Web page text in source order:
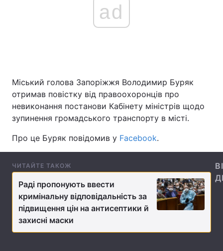
Головна Війна
Україна Політика
Світ
Техно і зв'язок
Зброя
Здоров'я Туризм
Цікавинки Погода
ad
Міський голова Запоріжжя Володимир Буряк
отримав повістку від правоохоронців про
невиконання постанови Кабінету міністрів щодо
зупинення громадського транспорту в місті.
Про це Буряк повідомив у Facebook.
ЧИТАЙТЕ ТАКОЖ
Раді пропонують ввести
кримінальну відповідальність за
підвищення цін на антисептики й
захисні маски